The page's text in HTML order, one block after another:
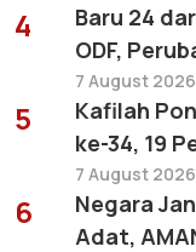
4
Baru 24
ODF,
7 August 2026
5
Kafilah
ke-34, 19
7 August 2026
6
Negara
Adat,